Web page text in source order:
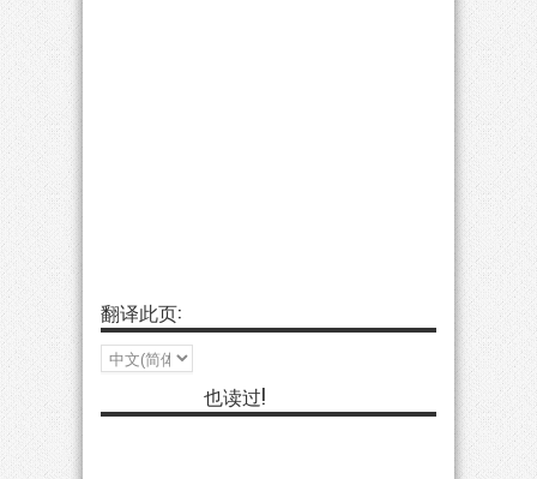
翻译此页:
也读过!